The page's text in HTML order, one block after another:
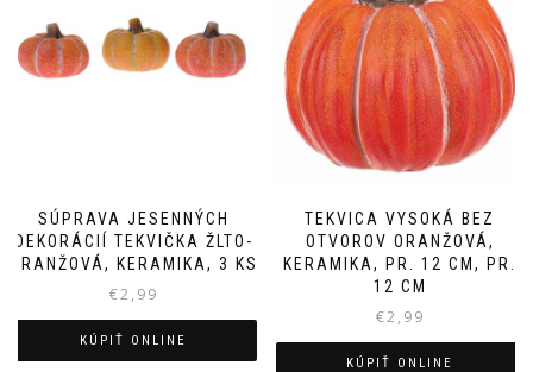
SÚPRAVA JESENNÝCH
DEKORÁCIÍ TEKVIČKA ŽLTO-
ORANŽOVÁ, KERAMIKA, 3 KS
€2,99
KÚPIŤ ONLINE
TEKVICA VYSOKÁ BEZ
OTVOROV ORANŽOVÁ,
KERAMIKA, PR. 12 CM, PR.
12 CM
€2,99
KÚPIŤ ONLINE